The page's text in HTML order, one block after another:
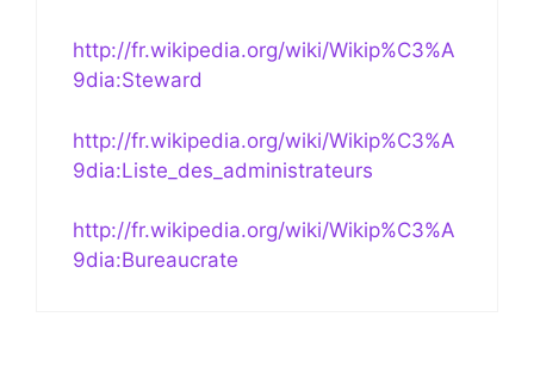
http://fr.wikipedia.org/wiki/Wikip%C3%A
9dia:Steward
http://fr.wikipedia.org/wiki/Wikip%C3%A
9dia:Liste_des_administrateurs
http://fr.wikipedia.org/wiki/Wikip%C3%A
9dia:Bureaucrate